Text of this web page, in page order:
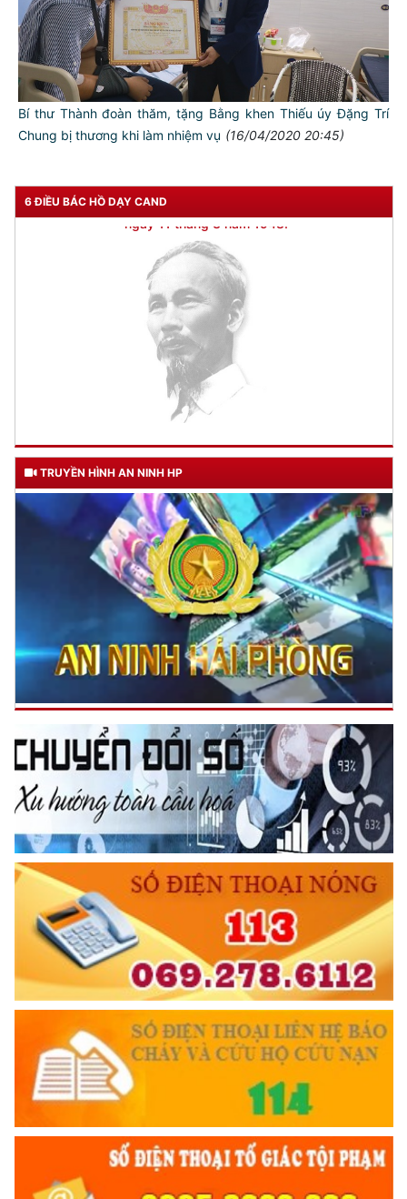
Bí thư Thành đoàn thăm, tặng Bằng khen Thiếu úy Đặng Trí
Chung bị thương khi làm nhiệm vụ (16/04/2020 20:45)
6 ĐIỀU BÁC HỒ DẠY CAND
TƯ CÁCH
NGƯỜI CÔNG AN CÁCH MỆNH LÀ:
Đối với tự mình, phải
CẦN, KIỆM, LIÊM, CHÍNH
Đối với đồng sự, phải
Đối với chính phủ, phải
TUYỆT ĐỐI TRUNG THÀNH
Đối với nhân dân, phải
KÍNH TRỌNG LỄ PHÉP
Đối với công việc, phải
TẬN TỤY
Đối với địch, phải
CƯƠNG QUYẾT, KHÔN KHÉO
Trích thư Chủ tịch Hồ Chí Minh
gửi Công an Khu XII,
ngày 11 tháng 3 năm 1948.
TRUYỀN HÌNH AN NINH HP